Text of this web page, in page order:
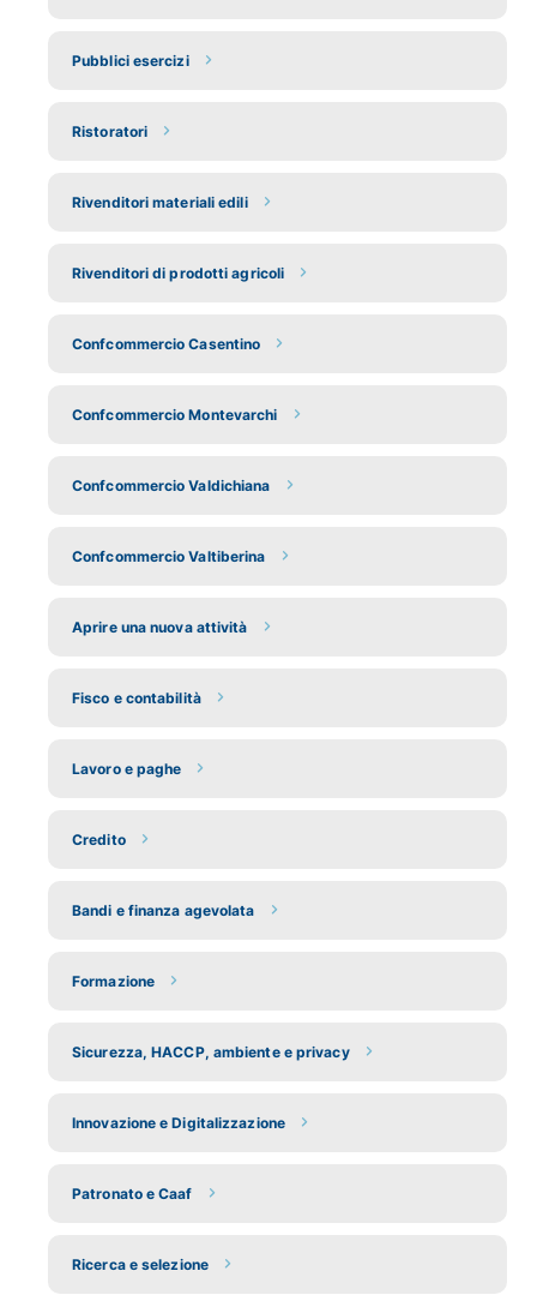
Pubblici esercizi
Ristoratori
Rivenditori materiali edili
Rivenditori di prodotti agricoli
Confcommercio Casentino
Confcommercio Montevarchi
Confcommercio Valdichiana
Confcommercio Valtiberina
Aprire una nuova attività
Fisco e contabilità
Lavoro e paghe
Credito
Bandi e finanza agevolata
Formazione
Sicurezza, HACCP, ambiente e privacy
Innovazione e Digitalizzazione
Patronato e Caaf
Ricerca e selezione